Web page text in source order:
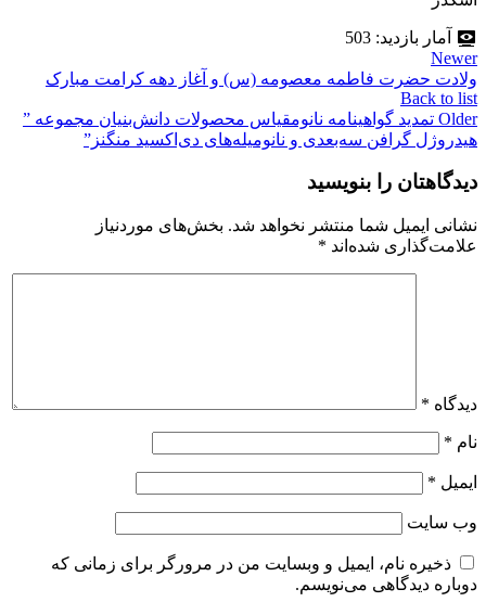
آمار بازدید: 503
Newer
ولادت حضرت فاطمه معصومه (س) و آغاز دهه کرامت مبارک
Back to list
Older تمدید گواهینامه نانومقیاس محصولات دانش‌بنیان مجموعه ”
هیدروژل گرافن سه‌بعدی و نانومیله‌های دی‌اکسید منگنز”
دیدگاهتان را بنویسید
نشانی ایمیل شما منتشر نخواهد شد. بخش‌های موردنیاز
علامت‌گذاری شده‌اند *
دیدگاه *
نام *
ایمیل *
وب‌ سایت
ذخیره نام، ایمیل و وبسایت من در مرورگر برای زمانی که
دوباره دیدگاهی می‌نویسم.